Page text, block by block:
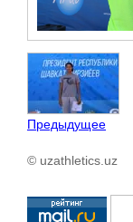
Предыдущее
© uzathletics.uz